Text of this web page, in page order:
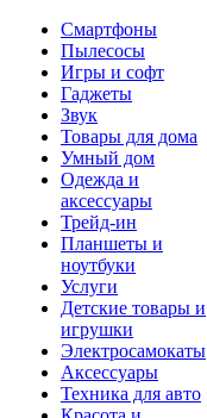
Смартфоны
Пылесосы
Игры и софт
Гаджеты
Звук
Товары для дома
Умный дом
Одежда и
аксессуары
Трейд-ин
Планшеты и
ноутбуки
Услуги
Детские товары и
игрушки
Электросамокаты
Аксессуары
Техника для авто